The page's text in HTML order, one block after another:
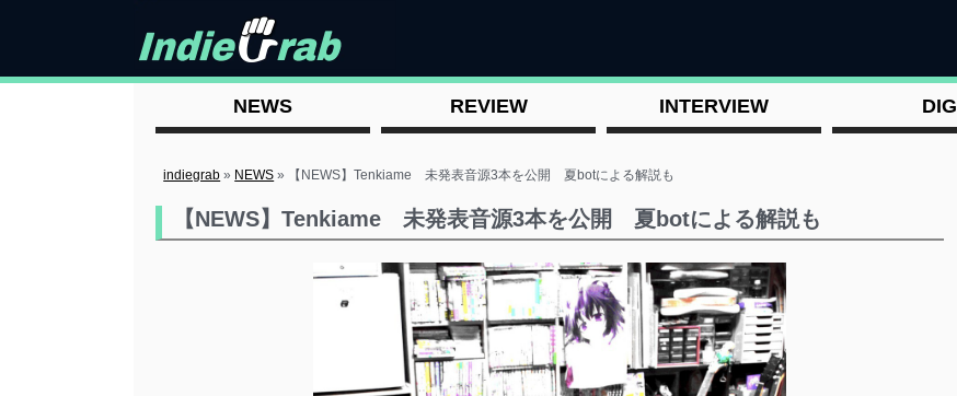
NEWS REVIEW INTERVIEW DIG
indiegrab » NEWS » 【NEWS】Tenkiame 未発表音源3本を公開 夏botによる解説も
【NEWS】Tenkiame 未発表音源3本を公開 夏botによる解説も